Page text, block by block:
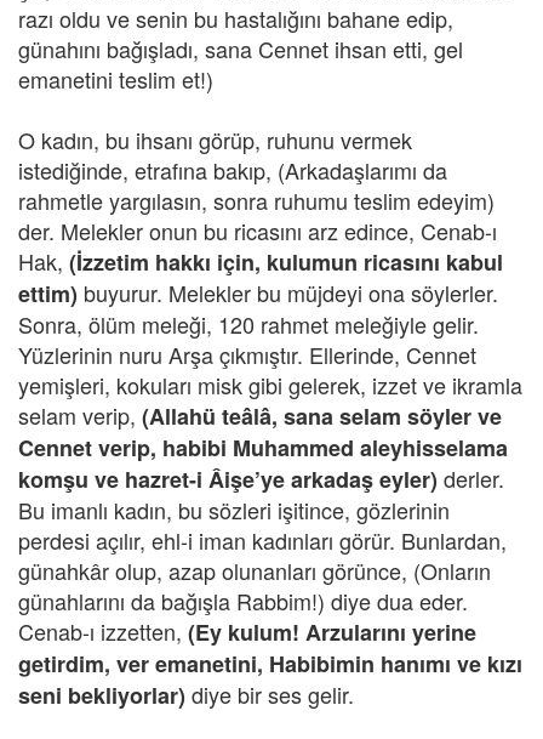
razı oldu ve senin bu hastalığını bahane edip,
günahını bağışladı, sana Cennet ihsan etti, gel
emanetini teslim et!)
O kadın, bu ihsanı görüp, ruhunu vermek
istediğinde, etrafına bakıp, (Arkadaşlarımı da
rahmetle yargılasın, sonra ruhumu teslim edeyim)
der. Melekler onun bu ricasını arz edince, Cenab-ı
Hak, (İzzetim hakkı için, kulumun ricasını kabul
ettim) buyurur. Melekler bu müjdeyi ona söylerler.
Sonra, ölüm meleği, 120 rahmet meleğiyle gelir.
Yüzlerinin nuru Arşa çıkmıştır. Ellerinde, Cennet
yemişleri, kokuları misk gibi gelerek, izzet ve ikramla
selam verip, (Allahü teâlâ, sana selam söyler ve
Cennet verip, habibi Muhammed aleyhisselama
komşu ve hazret-i Âişe’ye arkadaş eyler) derler.
Bu imanlı kadın, bu sözleri işitince, gözlerinin
perdesi açılır, ehl-i iman kadınları görür. Bunlardan,
günahkâr olup, azap olunanları görünce, (Onların
günahlarını da bağışla Rabbim!) diye dua eder.
Cenab-ı izzetten, (Ey kulum! Arzularını yerine
getirdim, ver emanetini, Habibimin hanımı ve kızı
seni bekliyorlar) diye bir ses gelir.